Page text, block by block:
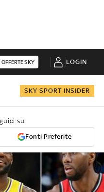
OFFERTE SKY LOGIN
SKY SPORT INSIDER
su
Fonti Preferite